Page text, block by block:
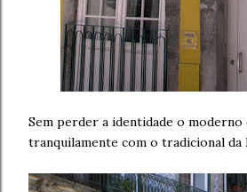
Sem perder a identidade o moderno
tranquilamente com o tradicional da